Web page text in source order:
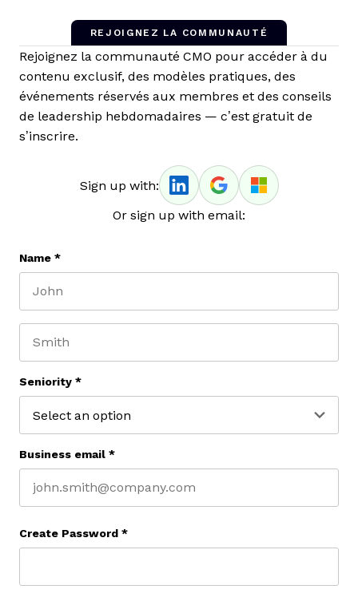
REJOIGNEZ LA COMMUNAUTÉ
Rejoignez la communauté CMO pour accéder à du
contenu exclusif, des modèles pratiques, des
événements réservés aux membres et des conseils
de leadership hebdomadaires — c’est gratuit de
s’inscrire.
Sign up with:
Or sign up with email:
Name *
Seniority *
Business email *
Create Password *